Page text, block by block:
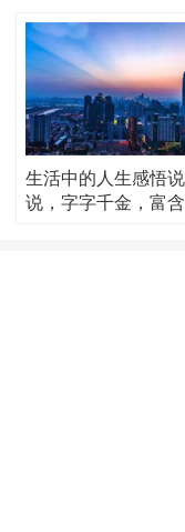
生活中的人生感悟说
说，字字千金，富